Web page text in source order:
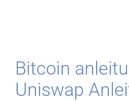
Bitcoin
Uniswap